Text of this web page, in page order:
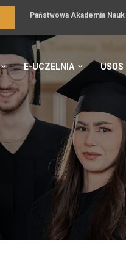
Państwowa Akademia
E-UCZELNIA USOS